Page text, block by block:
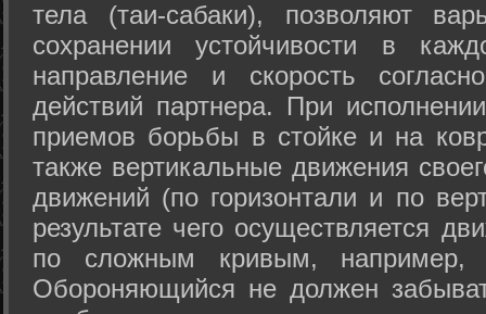
тела (таи-сабаки), позволяют
сохранении устойчивости в
направление и скорость
действий партнера. При
приемов борьбы в стойке и на
также вертикальные движения
движений (по горизонтали и по
результате чего осуществляется
по сложным кривым, например,
Обороняющийся не должен